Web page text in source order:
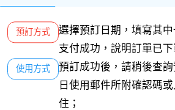
預訂方式
選擇預訂日期，填寫其中
支付成功，說明訂單已下
使用方式
預訂成功後，請稍後查
日使用郵件所附確認碼
住；